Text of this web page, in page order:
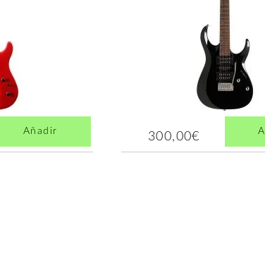
Añadir 300,00€